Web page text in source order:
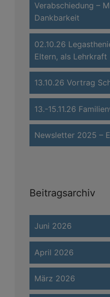
Verabschiedung –
Dankbarkeit
02.10.26
Eltern, als Lehrkraft
13.10.26 Vortrag
13.-15.11.26
Newsletter 2025 –
Beitragsarchiv
Juni 2026
April 2026
März 2026